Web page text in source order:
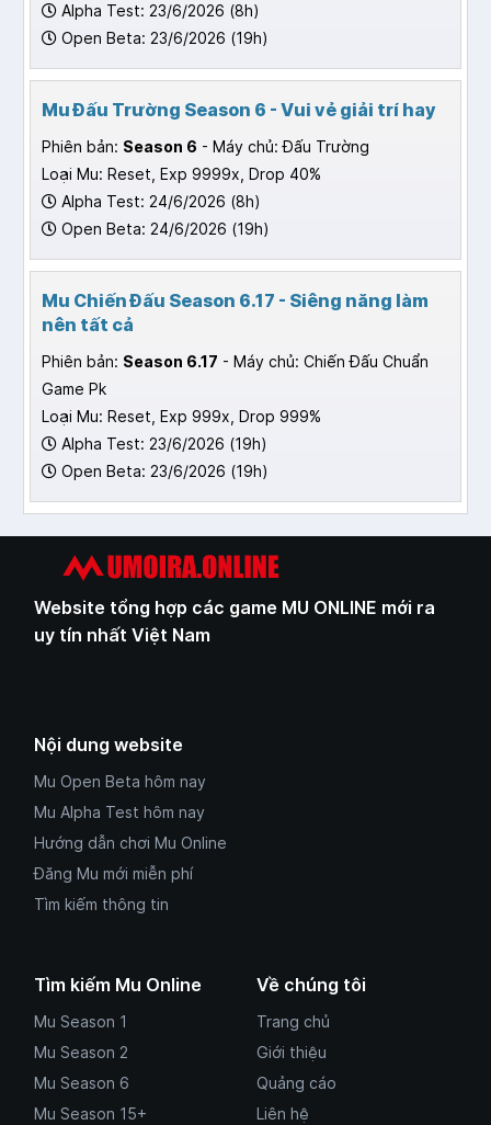
Alpha Test: 23/6/2026 (8h)
Open Beta: 23/6/2026 (19h)
Mu Đấu Trường Season 6 - Vui vẻ giải trí hay
Phiên bản: Season 6 - Máy chủ: Đấu Trường
Loại Mu: Reset, Exp 9999x, Drop 40%
Alpha Test: 24/6/2026 (8h)
Open Beta: 24/6/2026 (19h)
Mu Chiến Đấu Season 6.17 - Siêng năng làm
nên tất cả
Phiên bản: Season 6.17 - Máy chủ: Chiến Đấu Chuẩn
Game Pk
Loại Mu: Reset, Exp 999x, Drop 999%
Alpha Test: 23/6/2026 (19h)
Open Beta: 23/6/2026 (19h)
Website tổng hợp các game MU ONLINE mới ra
uy tín nhất Việt Nam
Nội dung website
Mu Open Beta hôm nay
Mu Alpha Test hôm nay
Hướng dẫn chơi Mu Online
Đăng Mu mới miễn phí
Tìm kiếm thông tin
Tìm kiếm Mu Online
Mu Season 1
Mu Season 2
Mu Season 6
Mu Season 15+
Về chúng tôi
Trang chủ
Giới thiệu
Quảng cáo
Liên hệ